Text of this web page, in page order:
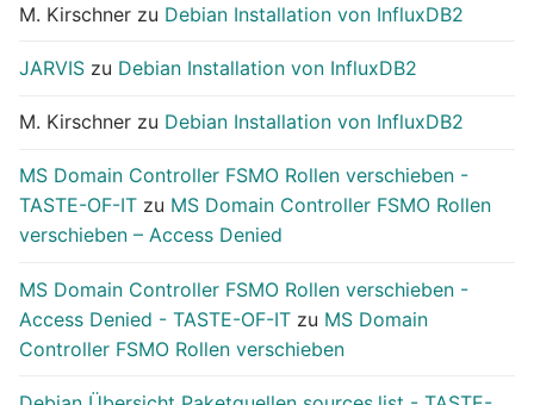
M. Kirschner zu Debian Installation von InfluxDB2
JARVIS zu Debian Installation von InfluxDB2
M. Kirschner zu Debian Installation von InfluxDB2
MS Domain Controller FSMO Rollen verschieben -
TASTE-OF-IT zu MS Domain Controller FSMO Rollen
verschieben – Access Denied
MS Domain Controller FSMO Rollen verschieben -
Access Denied - TASTE-OF-IT zu MS Domain
Controller FSMO Rollen verschieben